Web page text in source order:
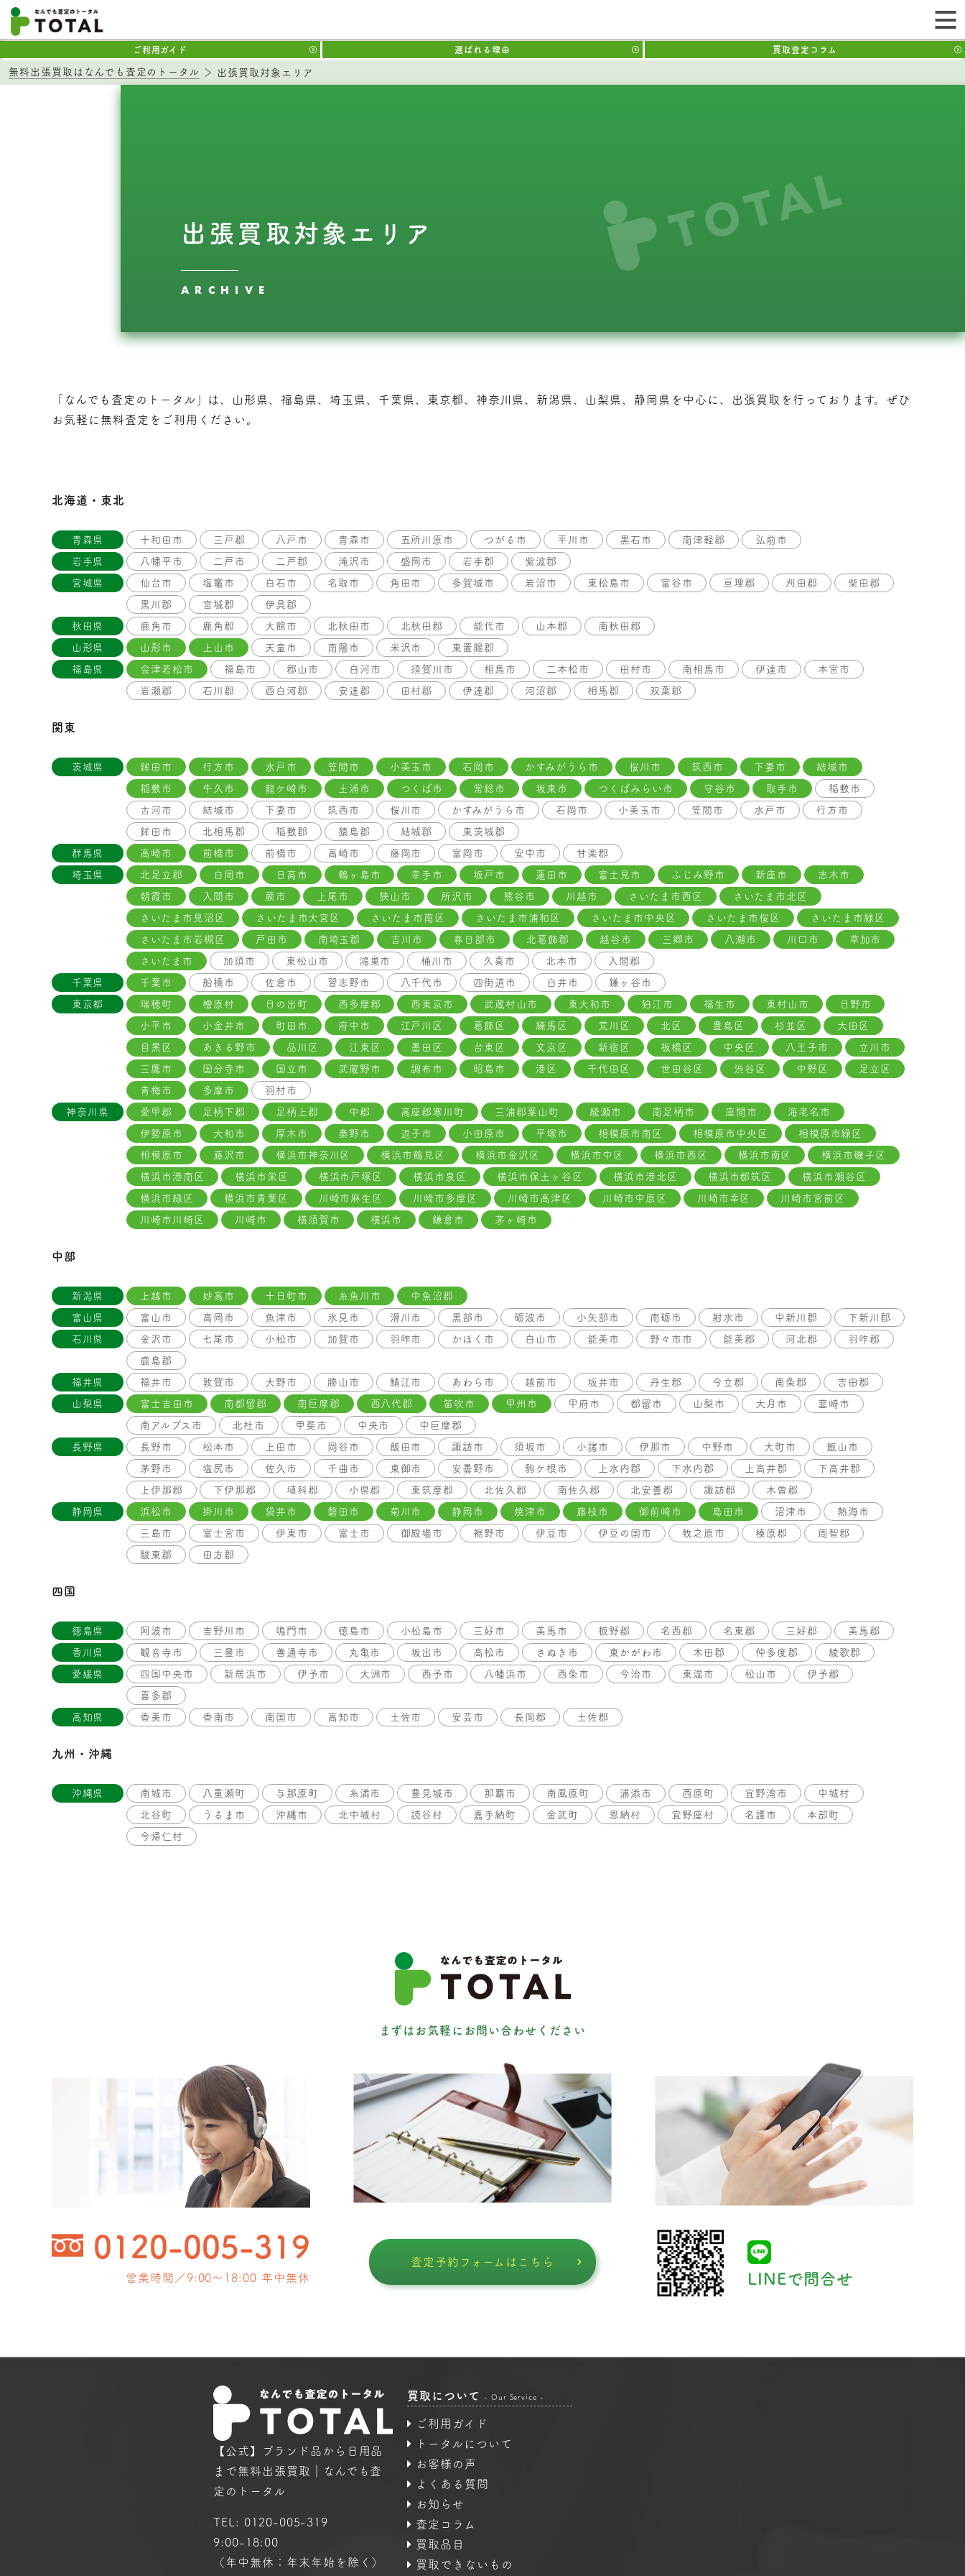
ご利用ガイド 選ばれる理由 買取査定コラム
無料出張買取はなんでも査定のトータル 出張買取対象エリア
出張買取対象エリア
ARCHIVE
「なんでも査定のトータル」は、山形県、福島県、埼玉県、千葉県、東京都、神奈川県、新潟県、山梨県、静岡県を中心に、出張買取を行っております。ぜひ
お気軽に無料査定をご利用ください。
北海道・東北
青森県 十和田市 三戸郡 八戸市 青森市 五所川原市 つがる市 平川市 黒石市 南津軽郡 弘前市
岩手県 八幡平市 二戸市 二戸郡 滝沢市 盛岡市 岩手郡 紫波郡
宮城県 仙台市 塩竈市 白石市 名取市 角田市 多賀城市 岩沼市 東松島市 富谷市 亘理郡 刈田郡 柴田郡
黒川郡 宮城郡 伊具郡
秋田県 鹿角市 鹿角郡 大館市 北秋田市 北秋田郡 能代市 山本郡 南秋田郡
山形県 山形市 上山市 天童市 南陽市 米沢市 東置賜郡
福島県 会津若松市 福島市 郡山市 白河市 須賀川市 相馬市 二本松市 田村市 南相馬市 伊達市 本宮市
岩瀬郡 石川郡 西白河郡 安達郡 田村郡 伊達郡 河沼郡 相馬郡 双葉郡
関東
茨城県 鉾田市 行方市 水戸市 笠間市 小美玉市 石岡市 かすみがうら市 桜川市 筑西市 下妻市 結城市
稲敷市 牛久市 龍ケ崎市 土浦市 つくば市 常総市 坂東市 つくばみらい市 守谷市 取手市 稲敷市
古河市 結城市 下妻市 筑西市 桜川市 かすみがうら市 石岡市 小美玉市 笠間市 水戸市 行方市
鉾田市 北相馬郡 稲敷郡 猿島郡 結城郡 東茨城郡
群馬県 高崎市 前橋市 前橋市 高崎市 藤岡市 富岡市 安中市 甘楽郡
埼玉県 北足立郡 白岡市 日高市 鶴ヶ島市 幸手市 坂戸市 蓮田市 富士見市 ふじみ野市 新座市 志木市
朝霞市 入間市 蕨市 上尾市 狭山市 所沢市 熊谷市 川越市 さいたま市西区 さいたま市北区
さいたま市見沼区 さいたま市大宮区 さいたま市南区 さいたま市浦和区 さいたま市中央区 さいたま市桜区 さいたま市緑区
さいたま市岩槻区 戸田市 南埼玉郡 吉川市 春日部市 北葛飾郡 越谷市 三郷市 八潮市 川口市 草加市
さいたま市 加須市 東松山市 鴻巣市 桶川市 久喜市 北本市 入間郡
千葉県 千葉市 船橋市 佐倉市 習志野市 八千代市 四街道市 白井市 鎌ヶ谷市
東京都 瑞穂町 檜原村 日の出町 西多摩郡 西東京市 武蔵村山市 東大和市 狛江市 福生市 東村山市 日野市
小平市 小金井市 町田市 府中市 江戸川区 葛飾区 練馬区 荒川区 北区 豊島区 杉並区 大田区
目黒区 あきる野市 品川区 江東区 墨田区 台東区 文京区 新宿区 板橋区 中央区 八王子市 立川市
三鷹市 国分寺市 国立市 武蔵野市 調布市 昭島市 港区 千代田区 世田谷区 渋谷区 中野区 足立区
青梅市 多摩市 羽村市
神奈川県 愛甲郡 足柄下郡 足柄上郡 中郡 高座郡寒川町 三浦郡葉山町 綾瀬市 南足柄市 座間市 海老名市
伊勢原市 大和市 厚木市 秦野市 逗子市 小田原市 平塚市 相模原市南区 相模原市中央区 相模原市緑区
相模原市 藤沢市 横浜市神奈川区 横浜市鶴見区 横浜市金沢区 横浜市中区 横浜市西区 横浜市南区 横浜市磯子区
横浜市港南区 横浜市栄区 横浜市戸塚区 横浜市泉区 横浜市保土ヶ谷区 横浜市港北区 横浜市都筑区 横浜市瀬谷区
横浜市緑区 横浜市青葉区 川崎市麻生区 川崎市多摩区 川崎市高津区 川崎市中原区 川崎市幸区 川崎市宮前区
川崎市川崎区 川崎市 横須賀市 横浜市 鎌倉市 茅ヶ崎市
中部
新潟県 上越市 妙高市 十日町市 糸魚川市 中魚沼郡
富山県 富山市 高岡市 魚津市 氷見市 滑川市 黒部市 砺波市 小矢部市 南砺市 射水市 中新川郡 下新川郡
石川県 金沢市 七尾市 小松市 加賀市 羽咋市 かほく市 白山市 能美市 野々市市 能美郡 河北郡 羽咋郡
鹿島郡
福井県 福井市 敦賀市 大野市 勝山市 鯖江市 あわら市 越前市 坂井市 丹生郡 今立郡 南条郡 吉田郡
山梨県 富士吉田市 南都留郡 南巨摩郡 西八代郡 笛吹市 甲州市 甲府市 都留市 山梨市 大月市 韮崎市
南アルプス市 北杜市 甲斐市 中央市 中巨摩郡
長野県 長野市 松本市 上田市 岡谷市 飯田市 諏訪市 須坂市 小諸市 伊那市 中野市 大町市 飯山市
茅野市 塩尻市 佐久市 千曲市 東御市 安曇野市 駒ケ根市 上水内郡 下水内郡 上高井郡 下高井郡
上伊那郡 下伊那郡 埴科郡 小県郡 東筑摩郡 北佐久郡 南佐久郡 北安曇郡 諏訪郡 木曽郡
静岡県 浜松市 掛川市 袋井市 磐田市 菊川市 静岡市 焼津市 藤枝市 御前崎市 島田市 沼津市 熱海市
三島市 富士宮市 伊東市 富士市 御殿場市 裾野市 伊豆市 伊豆の国市 牧之原市 榛原郡 周智郡
駿東郡 田方郡
四国
徳島県 阿波市 吉野川市 鳴門市 徳島市 小松島市 三好市 美馬市 板野郡 名西郡 名東郡 三好郡 美馬郡
香川県 観音寺市 三豊市 善通寺市 丸亀市 坂出市 高松市 さぬき市 東かがわ市 木田郡 仲多度郡 綾歌郡
愛媛県 四国中央市 新居浜市 伊予市 大洲市 西予市 八幡浜市 西条市 今治市 東温市 松山市 伊予郡
喜多郡
高知県 香美市 香南市 南国市 高知市 土佐市 安芸市 長岡郡 土佐郡
九州・沖縄
沖縄県 南城市 八重瀬町 与那原町 糸満市 豊見城市 那覇市 南風原町 浦添市 西原町 宜野湾市 中城村
北谷町 うるま市 沖縄市 北中城村 読谷村 嘉手納町 金武町 恩納村 宜野座村 名護市 本部町
今帰仁村
まずはお気軽にお問い合わせください
0120-005-319
営業時間／9:00〜18:00 年中無休
査定予約フォームはこちら
LINEで問合せ
【公式】ブランド品から日用品
まで無料出張買取｜なんでも査
定のトータル
TEL: 0120-005-319
9:00-18:00
（年中無休：年末年始を除く）
買取について - Our Service -
ご利用ガイド
トータルについて
お客様の声
よくある質問
お知らせ
査定コラム
買取品目
買取できないもの